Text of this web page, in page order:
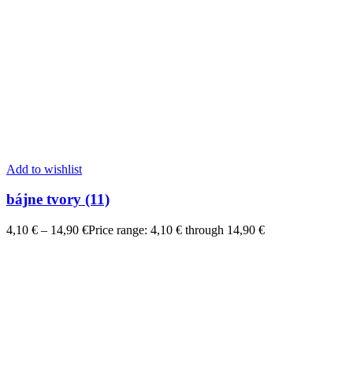
Add to wishlist
bájne tvory (11)
4,10 € – 14,90 €Price range: 4,10 € through 14,90 €